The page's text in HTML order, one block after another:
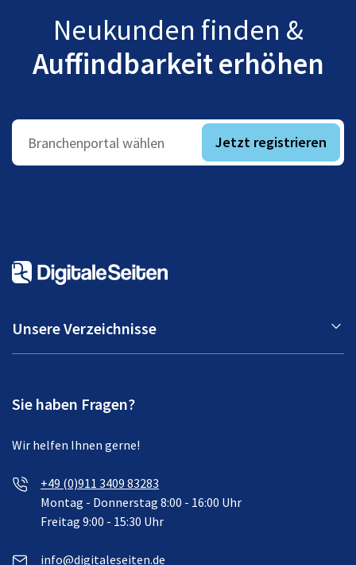
Neukunden finden &
Auffindbarkeit erhöhen
Branchenportal wählen Jetzt registrieren
Unsere Verzeichnisse
Sie haben Fragen?
Wir helfen Ihnen gerne!
+49 (0)911 3409 83283
Montag - Donnerstag 8:00 - 16:00 Uhr
Freitag 9:00 - 15:30 Uhr
info@digitaleseiten.de